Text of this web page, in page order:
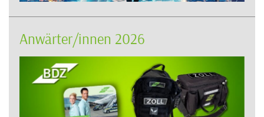
Anwärter/innen 2026